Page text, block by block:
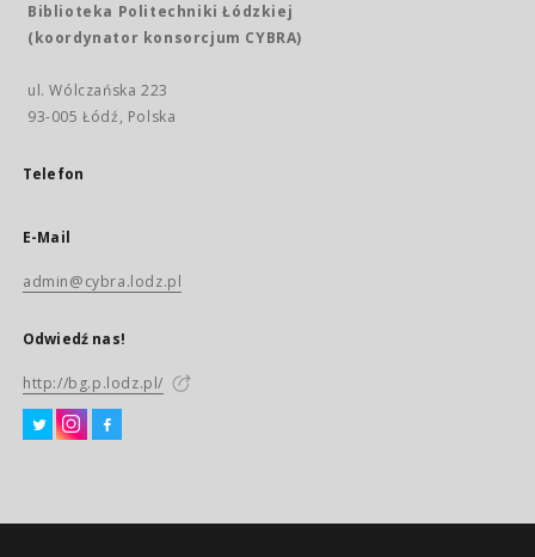
Biblioteka Politechniki Łódzkiej
(koordynator konsorcjum CYBRA)
ul. Wólczańska 223
93-005 Łódź, Polska
Telefon
E-Mail
admin@cybra.lodz.pl
Odwiedź nas!
http://bg.p.lodz.pl/